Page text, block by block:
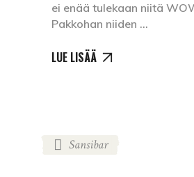
ei enää tulekaan niitä
Pakkohan niiden
LUE LISÄÄ
Sansibar